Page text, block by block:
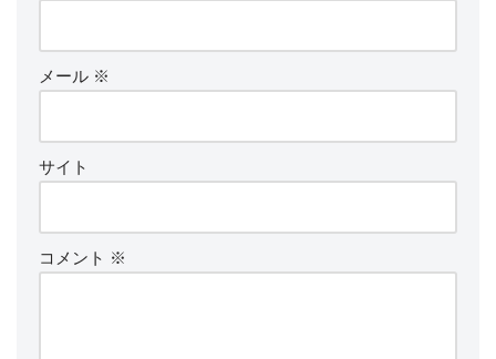
メール ※
サイト
コメント ※